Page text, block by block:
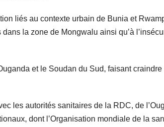
liés au contexte urbain de Bunia et
la zone de Mongwalu ainsi qu’à
et le Soudan du Sud, faisant craindre
les autorités sanitaires de la RDC, de
dont l’Organisation mondiale de la